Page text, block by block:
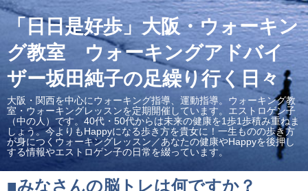
「日日是好歩」大阪・ウォーキン
グ教室 ウォーキングアドバイ
ザー坂田純子の足繰り行く日々
大阪・関西を中心にウォーキング指導、運動指導。ウォーキング教
室・ウォーキングレッスンを定期開催しています。エストロゲン子
（中の人）です。40代・50代からは未来の健康を1歩1歩積み重ねま
しょう。今よりもHappyになる歩き方を貴女に！一生ものの歩き方
が身につくウォーキングレッスン／あなたの健康やHappyを後押し
する情報やエストロゲン子の日常を綴っています。
■みなさんの脳トレは何ですか？